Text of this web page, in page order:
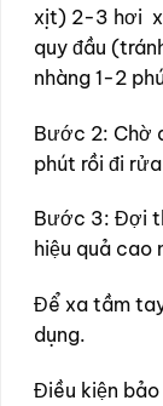
xịt) 2-3 hơi
quy đầu
nhàng 1-2
Bước 2: Chờ
phút rồi đi
Bước 3: Đợi
hiệu quả cao
Để xa tầm
dụng.
Điều kiện